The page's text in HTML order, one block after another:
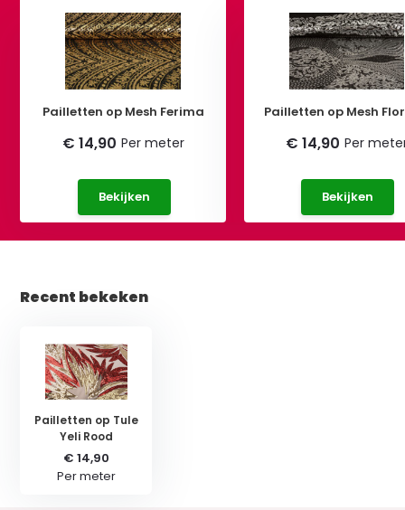
Pailletten op Mesh Ferima
€ 14,90 Per meter
Bekijken
Pailletten op Mesh
€ 14,90 Per
Bekijken
Recent bekeken
Pailletten op Tule
Yeli Rood
€ 14,90
Per meter